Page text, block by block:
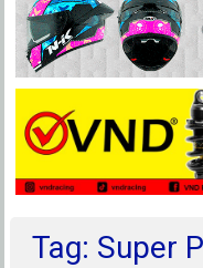
Tag: Super